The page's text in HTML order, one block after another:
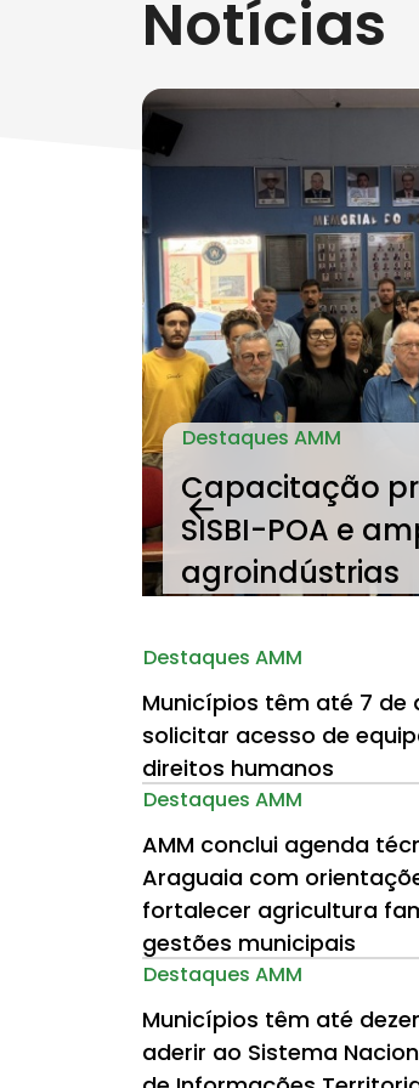
Ir
para
o
rodapé
[alt+4]
Notícias
Destaques AMM
Capacitação
SISBI-POA e
agroindústrias
Anterior
Anterior
Destaques AMM
Municípios têm até 7
solicitar acesso de
direitos humanos
Destaques AMM
AMM conclui agenda
Araguaia com
fortalecer agricultura
gestões municipais
Destaques AMM
Municípios têm até
aderir ao Sistema